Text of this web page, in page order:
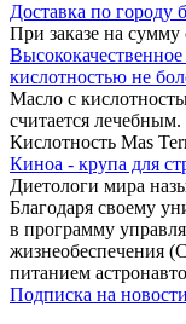
Доставка по городу
При заказе на сумму
кислотностью не
Масло с
считается лечебным.
Кислотность Mas
Киноа - крупа для
Диетологи мира
Благодаря своему
в программу
жизнеобеспечения
питанием
Подписка на